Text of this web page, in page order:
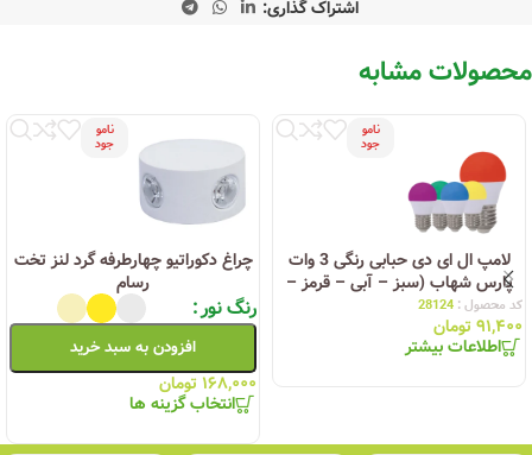
اشتراک گذاری:
محصولات مشابه
نامو
جود
لامپ ال ای دی حبابی رنگی 3 وات
پارس شهاب (سبز – آبی – قرمز –
زرد – بنفش)
کد محصول : 28124
۹۱,۴۰۰تومان
اطلاعات بیشتر
نامو
جود
چراغ دکوراتیو چهارطرفه گرد لنز تخت
رسام
رنگ نور
افزودن به سبد خرید
۱۶۸,۰۰۰ تومان
انتخاب گزینه ها